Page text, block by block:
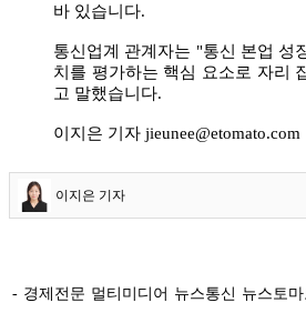
바 있습니다.
통신업계 관계자는 "통신 본업 성
치를 평가하는 핵심 요소로 자리
고 말했습니다.
이지은 기자 jieunee@etomato.com
이지은 기자
- 경제전문 멀티미디어 뉴스통신 뉴스토마